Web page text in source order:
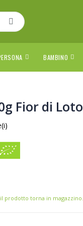
BAMBINO
Fior di Loto
prodotto torna in magazzino.